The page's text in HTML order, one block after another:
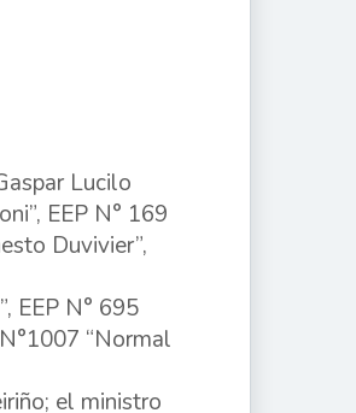
Lucilo
EEP N° 169
Duvivier”,
EEP N° 695
“Normal
el ministro